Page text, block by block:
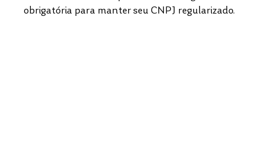
obrigatória para manter seu CNPJ regularizado.